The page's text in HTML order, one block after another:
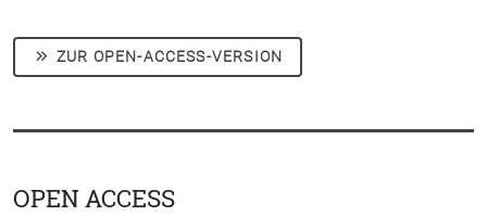
ZUR OPEN-ACCESS-VERSION
OPEN ACCESS